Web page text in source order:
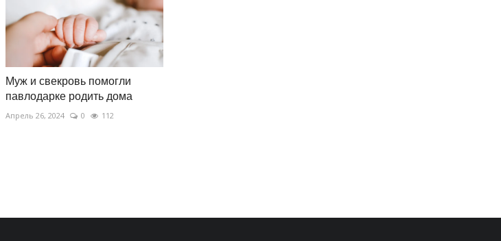
Муж и свекровь помогли
павлодарке родить дома
Апрель 26, 2024 0 112